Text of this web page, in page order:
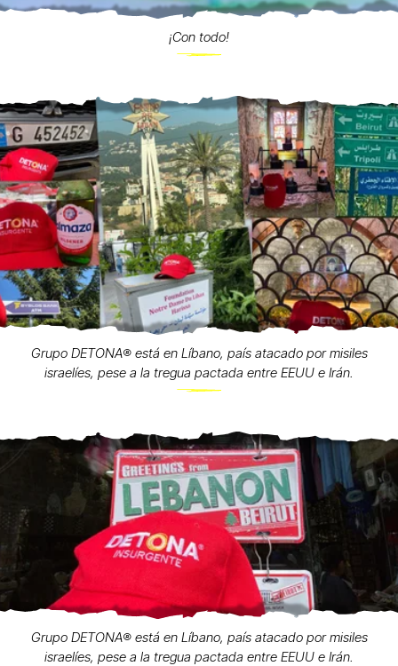
¡Con todo!
Grupo DETONA®️ está en Líbano, país atacado por misiles
israelíes, pese a la tregua pactada entre EEUU e Irán.
Grupo DETONA®️ está en Líbano, país atacado por misiles
israelíes, pese a la tregua pactada entre EEUU e Irán.